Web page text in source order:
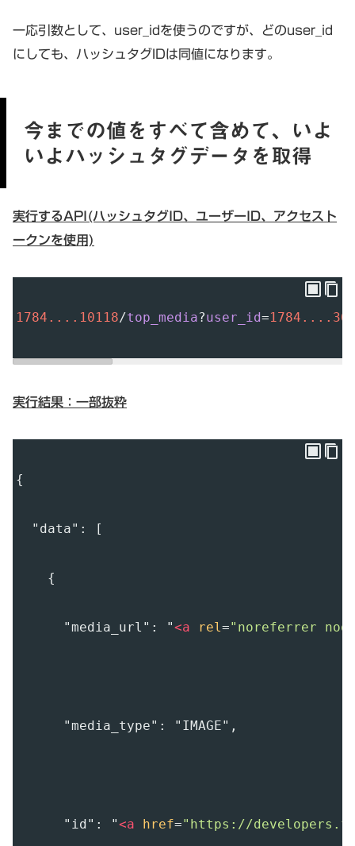
一応引数として、user_idを使うのですが、どのuser_id
にしても、ハッシュタグIDは同値になります。
今までの値をすべて含めて、いよ
いよハッシュタグデータを取得
実行するAPI(ハッシュタグID、ユーザーID、アクセスト
ークンを使用)
1784....10118/top_media?user_id=
実行結果：一部抜粋
{
  "data": [
    {
      "media_url": "
<a rel="noreferrer
      "media_type": "IMAGE",
      "id": "
<a href="https://